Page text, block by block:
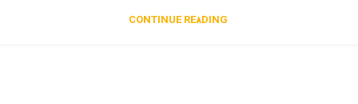
CONTINUE READING